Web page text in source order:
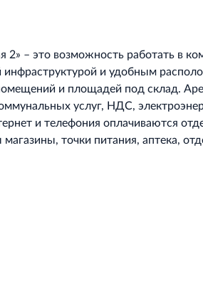
2» – это возможность работать в
инфраструктурой и удобным
и площадей под склад.
услуг, НДС,
и телефония оплачиваются
точки питания, аптека,